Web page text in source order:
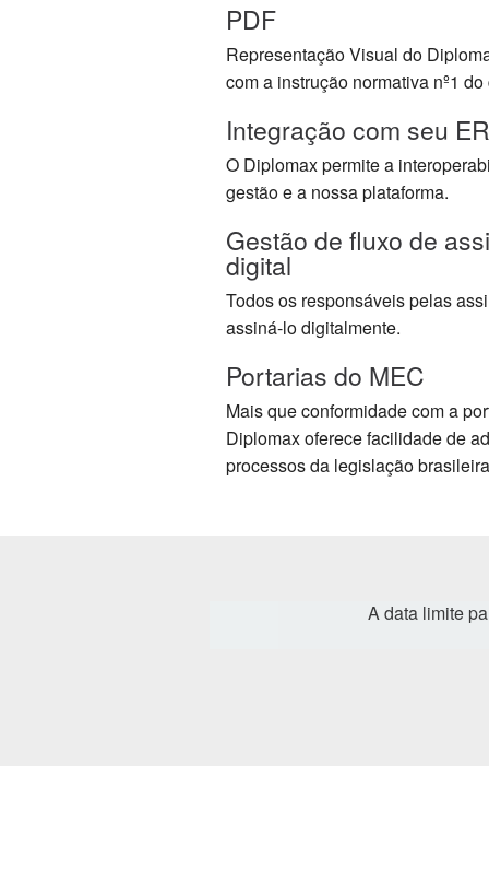
PDF
Representação Visual do
com a instrução normativa nº1
Integração com seu
O Diplomax permite a
gestão e a nossa plataforma.
Gestão de fluxo de
digital
Todos os responsáveis pelas
assiná-lo digitalmente.
Portarias do MEC
Mais que conformidade com a
Diplomax oferece facilidade de
processos da legislação
A data limite